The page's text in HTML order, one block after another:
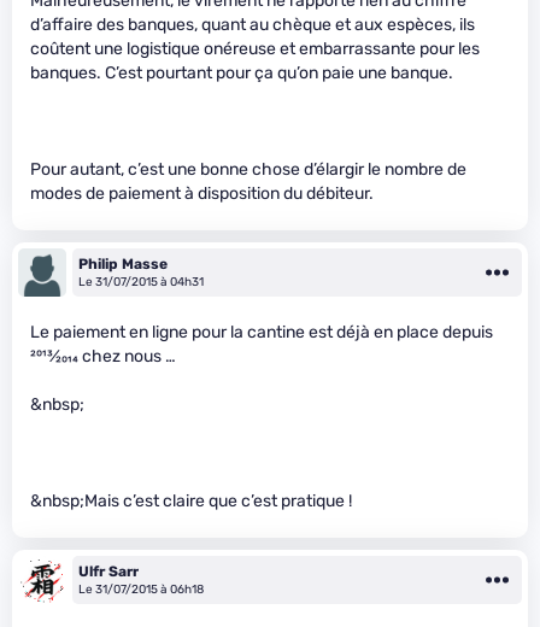
d’affaire des banques, quant au chèque et aux espèces, ils
coûtent une logistique onéreuse et embarrassante pour les
banques. C’est pourtant pour ça qu’on paie une banque.
Pour autant, c’est une bonne chose d’élargir le nombre de
modes de paiement à disposition du débiteur.
Philip Masse
Le 31/07/2015 à 04h31
Le paiement en ligne pour la cantine est déjà en place depuis
2013⁄2014chez nous …
&nbsp;
&nbsp;Mais c’est claire que c’est pratique !
Ulfr Sarr
Le 31/07/2015 à 06h18